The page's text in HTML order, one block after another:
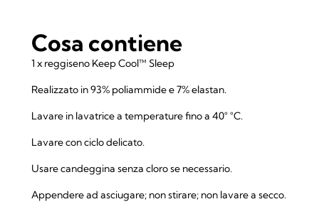
Cosa contiene
1 x reggiseno Keep Cool™ Sleep
Realizzato in 93% poliammide e 7% elastan.
Lavare in lavatrice a temperature fino a 40° °C.
Lavare con ciclo delicato.
Usare candeggina senza cloro se necessario.
Appendere ad asciugare; non stirare; non lavare a secco.